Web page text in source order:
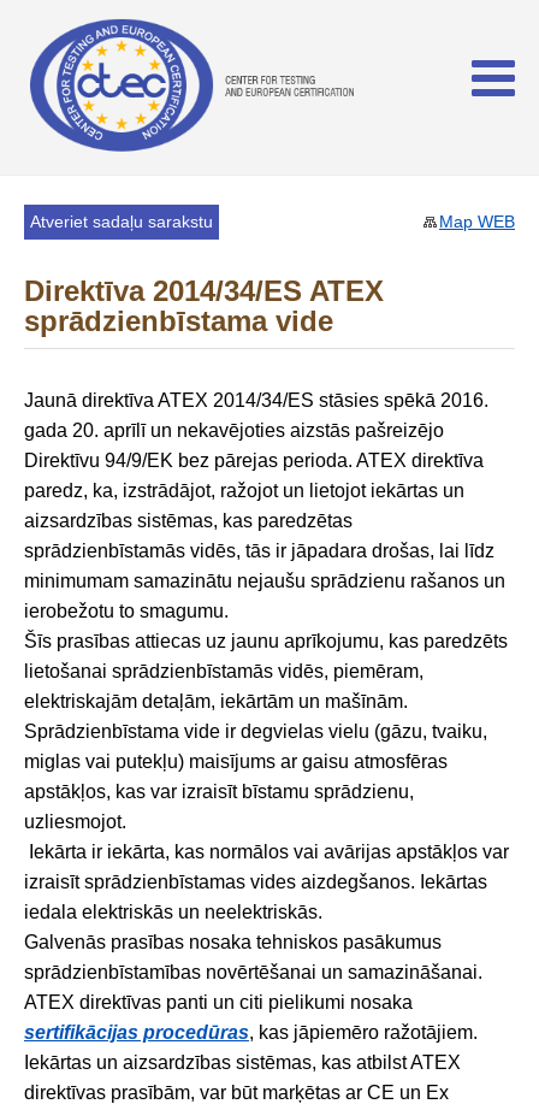
Map WEB
Atveriet sadaļu sarakstu
Direktīva 2014/34/ES ATEX
sprādzienbīstama vide
Jaunā direktīva ATEX 2014/34/ES stāsies spēkā 2016.
gada 20. aprīlī un nekavējoties aizstās pašreizējo
Direktīvu 94/9/EK bez pārejas perioda. ATEX direktīva
paredz, ka, izstrādājot, ražojot un lietojot iekārtas un
aizsardzības sistēmas, kas paredzētas
sprādzienbīstamās vidēs, tās ir jāpadara drošas, lai līdz
minimumam samazinātu nejaušu sprādzienu rašanos un
ierobežotu to smagumu.
Šīs prasības attiecas uz jaunu aprīkojumu, kas paredzēts
lietošanai sprādzienbīstamās vidēs, piemēram,
elektriskajām detaļām, iekārtām un mašīnām.
Sprādzienbīstama vide ir degvielas vielu (gāzu, tvaiku,
miglas vai putekļu) maisījums ar gaisu atmosfēras
apstākļos, kas var izraisīt bīstamu sprādzienu,
uzliesmojot.
Iekārta ir iekārta, kas normālos vai avārijas apstākļos var
izraisīt sprādzienbīstamas vides aizdegšanos. Iekārtas
iedala elektriskās un neelektriskās.
Galvenās prasības nosaka tehniskos pasākumus
sprādzienbīstamības novērtēšanai un samazināšanai.
ATEX direktīvas panti un citi pielikumi nosaka
sertifikācijas procedūras, kas jāpiemēro ražotājiem.
Iekārtas un aizsardzības sistēmas, kas atbilst ATEX
direktīvas prasībām, var būt marķētas ar CE un Ex